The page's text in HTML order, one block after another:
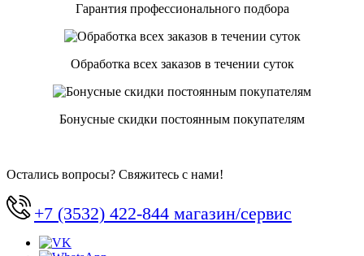
Гарантия профессионального подбора
Обработка всех заказов в течении суток
Бонусные скидки постоянным покупателям
Остались вопросы? Свяжитесь с нами!
+7 (3532) 422-844 магазин/сервис